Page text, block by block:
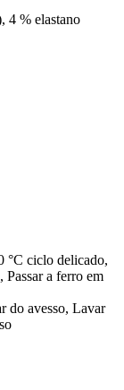
4 % elastano
°C ciclo delicado,
Passar a ferro em
do avesso, Lavar